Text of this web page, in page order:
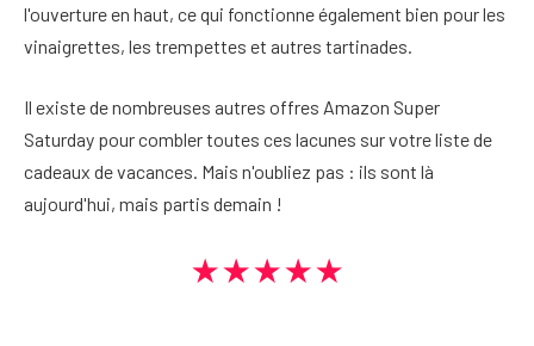
l'ouverture en haut, ce qui fonctionne également bien pour les
vinaigrettes, les trempettes et autres tartinades.
Il existe de nombreuses autres offres Amazon Super
Saturday pour combler toutes ces lacunes sur votre liste de
cadeaux de vacances. Mais n'oubliez pas : ils sont là
aujourd'hui, mais partis demain !
★★★★★